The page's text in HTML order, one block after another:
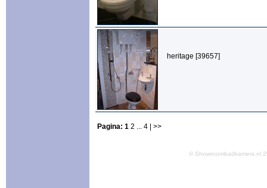
heritage [39657]
Pagina: 1 2 ... 4 | >>
©